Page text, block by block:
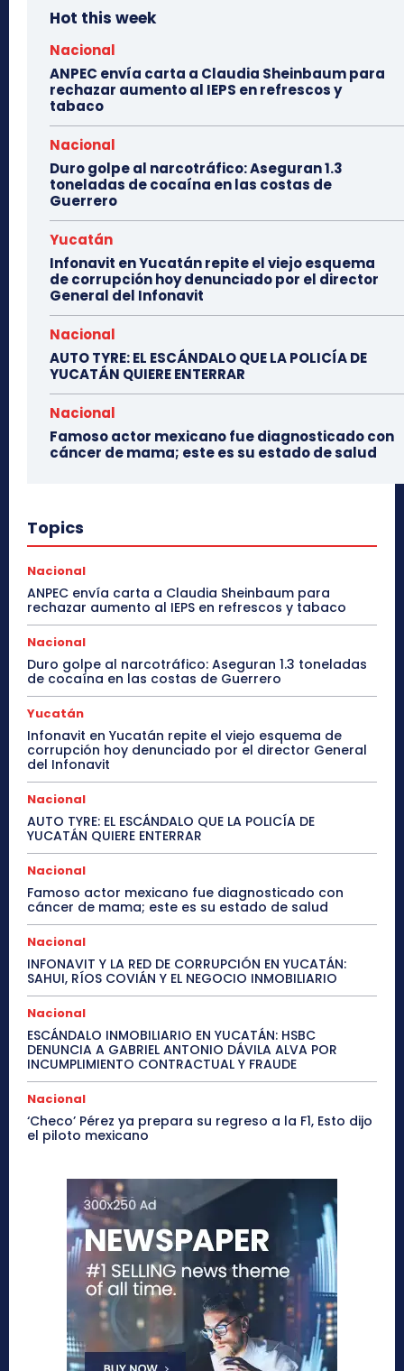
Hot this week
Nacional
ANPEC envía carta a Claudia Sheinbaum para
rechazar aumento al IEPS en refrescos y
tabaco
Nacional
Duro golpe al narcotráfico: Aseguran 1.3
toneladas de cocaína en las costas de
Guerrero
Yucatán
Infonavit en Yucatán repite el viejo esquema
de corrupción hoy denunciado por el director
General del Infonavit
Nacional
AUTO TYRE: EL ESCÁNDALO QUE LA POLICÍA DE
YUCATÁN QUIERE ENTERRAR
Nacional
Famoso actor mexicano fue diagnosticado con
cáncer de mama; este es su estado de salud
Topics
Nacional
ANPEC envía carta a Claudia Sheinbaum para
rechazar aumento al IEPS en refrescos y tabaco
Nacional
Duro golpe al narcotráfico: Aseguran 1.3 toneladas
de cocaína en las costas de Guerrero
Yucatán
Infonavit en Yucatán repite el viejo esquema de
corrupción hoy denunciado por el director General
del Infonavit
Nacional
AUTO TYRE: EL ESCÁNDALO QUE LA POLICÍA DE
YUCATÁN QUIERE ENTERRAR
Nacional
Famoso actor mexicano fue diagnosticado con
cáncer de mama; este es su estado de salud
Nacional
INFONAVIT Y LA RED DE CORRUPCIÓN EN YUCATÁN:
SAHUI, RÍOS COVIÁN Y EL NEGOCIO INMOBILIARIO
Nacional
ESCÁNDALO INMOBILIARIO EN YUCATÁN: HSBC
DENUNCIA A GABRIEL ANTONIO DÁVILA ALVA POR
INCUMPLIMIENTO CONTRACTUAL Y FRAUDE
Nacional
‘Checo’ Pérez ya prepara su regreso a la F1, Esto dijo
el piloto mexicano